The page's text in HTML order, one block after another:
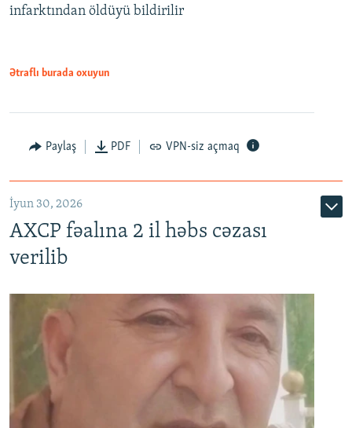
infarktından öldüyü bildirilir
Ətraflı burada oxuyun
Paylaş PDF VPN-siz açmaq
İyun 30, 2026
AXCP fəalına 2 il həbs cəzası
verilib